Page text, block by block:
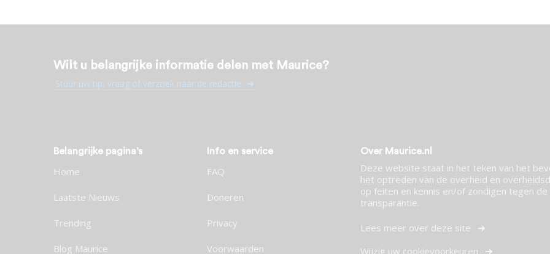
Wilt u belangrijke informatie delen met Maurice?
Stuur uw tip, vraag of verzoek naar de redactie
Belangrijke pagina’s
Home
Laatste Nieuws
Trending
Blog Maurice
Info en service
FAQ
Doneren
Privacy
Voorwaarden
Over Maurice.nl
Deze website staat in het teken van het
het optreden van de overheid en
op feiten en kennis en/of zondigen tegen
transparantie.
Lees meer over deze site
Wijzig uw cookievoorkeuren